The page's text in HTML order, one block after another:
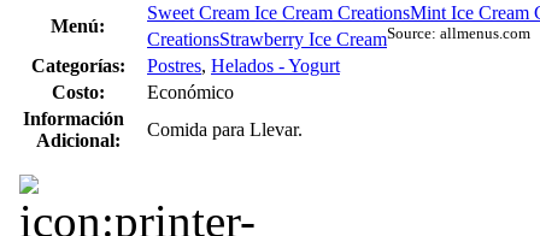
Menú:
Sweet Cream Ice Cream CreationsMint Ice Cream
CreationsStrawberry Ice CreamSource: allmenus.com
Categorías: Postres, Helados - Yogurt
Costo:
Económico
Información
Adicional:
Comida para Llevar.